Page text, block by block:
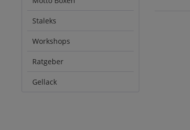
Staleks
Workshops
Ratgeber
Gellack